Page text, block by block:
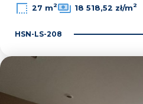
27 m2 18 518,52 zł/m2
HSN-LS-208